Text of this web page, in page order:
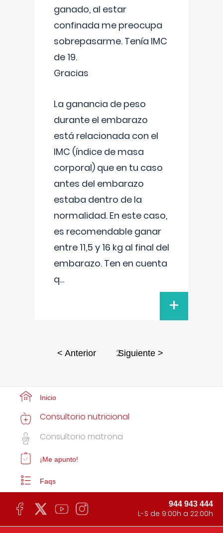
ganado, al estar
confinada me preocupa
sobrepasarme. Tenía IMC
de 19.
Gracias
La ganancia de peso
durante el embarazo
está relacionada con el
IMC (índice de masa
corporal) que en tu caso
antes del embarazo
estaba dentro de la
normalidad. En este caso,
es recomendable ganar
entre 11,5 y 16 kg al final del
embarazo. Ten en cuenta
q...
+
< Anterior 2Siguiente >
Inicio
Consultorio nutricional
Consultorio matrona
¡Me apunto!
Faqs
944 943 444
L-S de 9:00h a 22:00h